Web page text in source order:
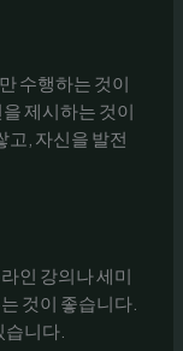
수행하는 것이
제시하는 것이
고, 자신을 발전
인 강의나 세미
것이 좋습니다.
습니다.